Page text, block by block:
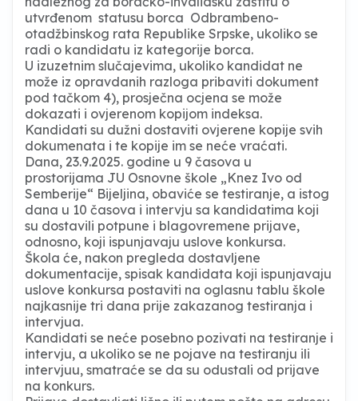
utvrđenom statusu borca Odbrambeno-
otadžbinskog rata Republike Srpske, ukoliko se
radi o kandidatu iz kategorije borca.
U izuzetnim slučajevima, ukoliko kandidat ne
može iz opravdanih razloga pribaviti dokument
pod tačkom 4), prosječna ocjena se može
dokazati i ovjerenom kopijom indeksa.
Kandidati su dužni dostaviti ovjerene kopije svih
dokumenata i te kopije im se neće vraćati.
Dana, 23.9.2025. godine u 9 časova u
prostorijama JU Osnovne škole „Knez Ivo od
Semberije“ Bijeljina, obaviće se testiranje, a istog
dana u 10 časova i intervju sa kandidatima koji
su dostavili potpune i blagovremene prijave,
odnosno, koji ispunjavaju uslove konkursa.
Škola će, nakon pregleda dostavljene
dokumentacije, spisak kandidata koji ispunjavaju
uslove konkursa postaviti na oglasnu tablu škole
najkasnije tri dana prije zakazanog testiranja i
intervjua.
Kandidati se neće posebno pozivati na testiranje i
intervju, a ukoliko se ne pojave na testiranju ili
intervjuu, smatraće se da su odustali od prijave
na konkurs.